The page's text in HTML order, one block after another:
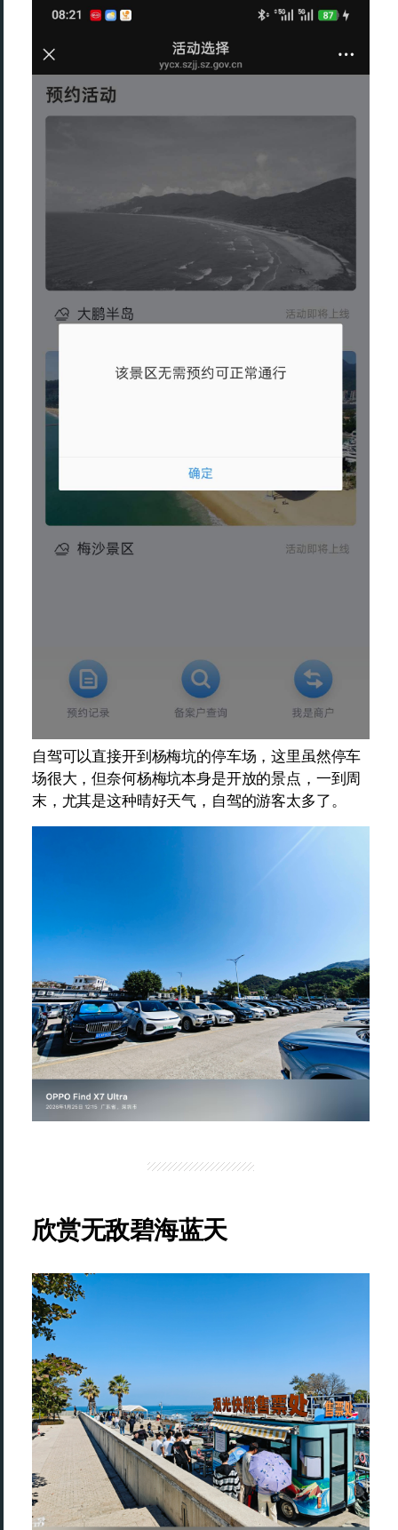
自驾可以直接开到杨梅坑的停车场，这里虽然停车
场很大，但奈何杨梅坑本身是开放的景点，一到周
末，尤其是这种晴好天气，自驾的游客太多了。
欣赏无敌碧海蓝天